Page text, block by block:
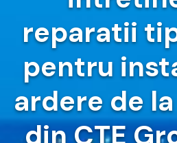
reparatii
pentru
ardere de
din CTE